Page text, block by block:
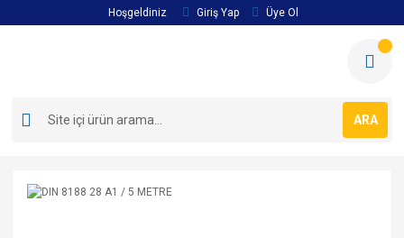
Hoşgeldiniz Giriş Yap Üye Ol
ARA